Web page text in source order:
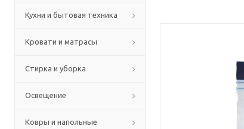
Кухни и бытовая техника
Кровати и матрасы
Стирка и уборка
Освещение
Ковры и напольные